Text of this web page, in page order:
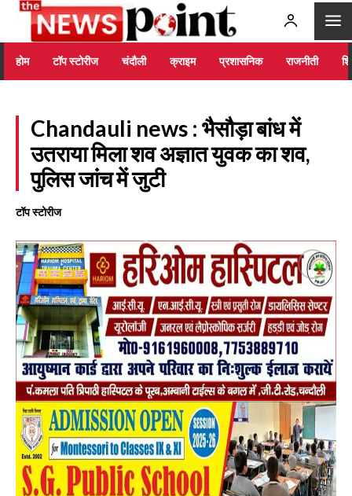
होम टॉप स्टोरीज चंदौली क्राइम प्रशासनिक राजनीती
Chandauli news : भैसौड़ा बांध में
उतराया मिला शव अज्ञात युवक का शव,
पुलिस जांच में जुटी
टॉप स्टोरीज